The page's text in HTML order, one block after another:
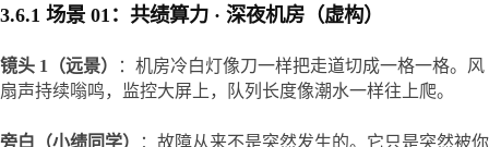
3.6.1 场景 01：共绩算力 · 深夜机房（虚构）
镜头 1（远景）
：机房冷白灯像刀一样把走道切成一格一格。风
扇声持续嗡鸣，监控大屏上，队列长度像潮水一样往上爬。
旁白（小绩同学）
：故障从来不是突然发生的。它只是突然被你